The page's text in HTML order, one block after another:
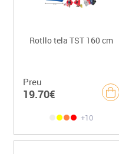
Rotllo tela TST 160 cm
Preu
19.70€
+10